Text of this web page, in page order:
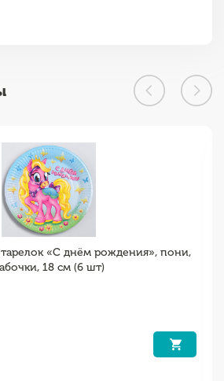
«С днём рождения», пони,
18 см (6 шт)